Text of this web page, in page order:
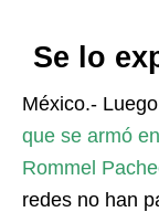
Se lo
México.-
que se armó
Rommel
redes no han